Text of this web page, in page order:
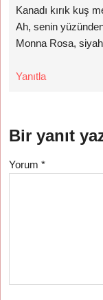
Kanadı kırık kuş
Ah, senin
Monna Rosa,
Yanıtla
Bir yanıt
Yorum*